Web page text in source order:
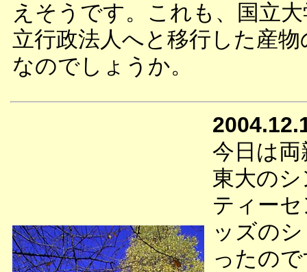
えそうです。これも、国立
立行政法人へと移行した産
なのでしょうか。
今日は
東大の
ティー
ッズの
ったの